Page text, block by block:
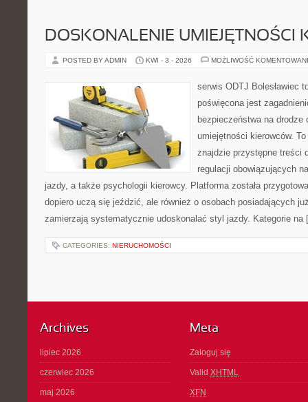
DOSKONALENIE UMIEJĘTNOŚCI
POSTED BY ADMIN KWI - 3 - 2026 MOŻLIWOŚĆ
serwis ODTJ Bolesławiec
poświęcona jest
bezpieczeństwa na drodze
umiejętności kierowców.
znajdzie przystępne treści
regulacji obowiązujących
jazdy, a także psychologii kierowcy. Platforma została
dopiero uczą się jeździć, ale również o osobach posiadających
zamierzają systematycznie udoskonalać styl jazdy. Kategorie
CATEGORIES: NIERUCHOMOŚCI
Archives
lipiec 2026
czerwiec 2026
maj 2026
Meta
Zaloguj się
Valid XHTML
XFN